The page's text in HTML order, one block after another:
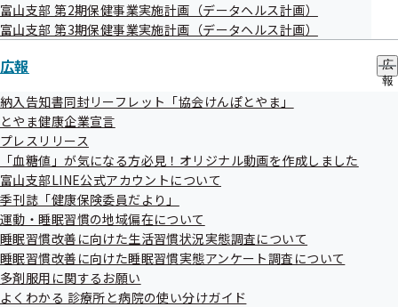
富山支部 第2期保健事業実施計画（データヘルス計画）
富山支部 第3期保健事業実施計画（データヘルス計画）
広報
広
報
納入告知書同封リーフレット「協会けんぽとやま」
とやま健康企業宣言
プレスリリース
「血糖値」が気になる方必見！オリジナル動画を作成しました
富山支部LINE公式アカウントについて
季刊誌「健康保険委員だより」
運動・睡眠習慣の地域偏在について
睡眠習慣改善に向けた生活習慣状況実態調査について
睡眠習慣改善に向けた睡眠習慣実態アンケート調査について
多剤服用に関するお願い
よくわかる 診療所と病院の使い分けガイド
2.お持ちの保険証に記載の支部へ郵送
任意継続に関する申請書は、お住まいのある都道府県支
部に郵送してください。
【富山支部所在地】
〒930-8561
富山市奥田新町8-1 ボルファートとやま6階
全国健康保険協会 富山支部
個別郵便番号を記載していただいた場合は、郵便の宛先住所
をすべて省略することができます。